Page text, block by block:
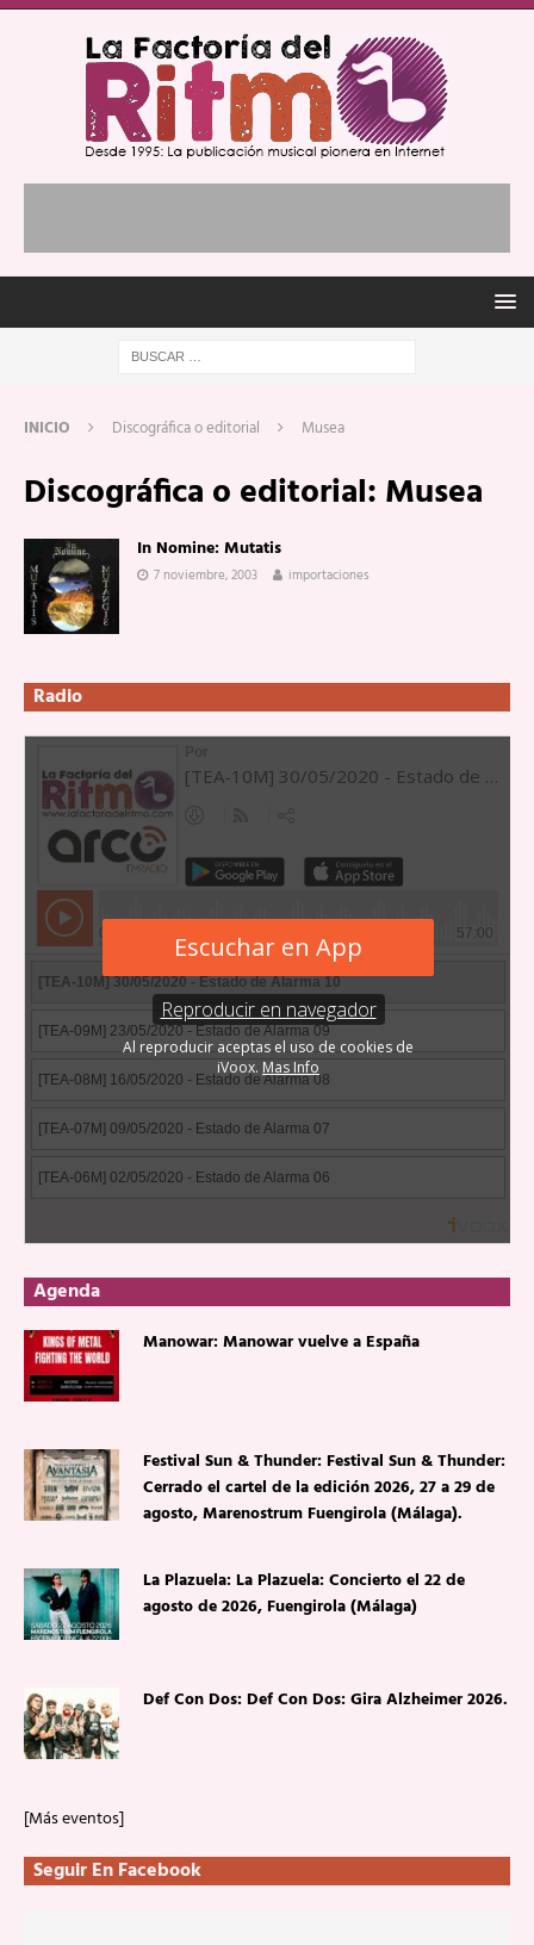
INICIO Discográfica o editorial Musea
Discográfica o editorial: Musea
In Nomine: Mutatis
7 noviembre, 2003 importaciones
Radio
Agenda
Manowar: Manowar vuelve a España
Festival Sun & Thunder: Festival Sun & Thunder:
Cerrado el cartel de la edición 2026, 27 a 29 de
agosto, Marenostrum Fuengirola (Málaga).
La Plazuela: La Plazuela: Concierto el 22 de
agosto de 2026, Fuengirola (Málaga)
Def Con Dos: Def Con Dos: Gira Alzheimer 2026.
[Más eventos]
Seguir En Facebook